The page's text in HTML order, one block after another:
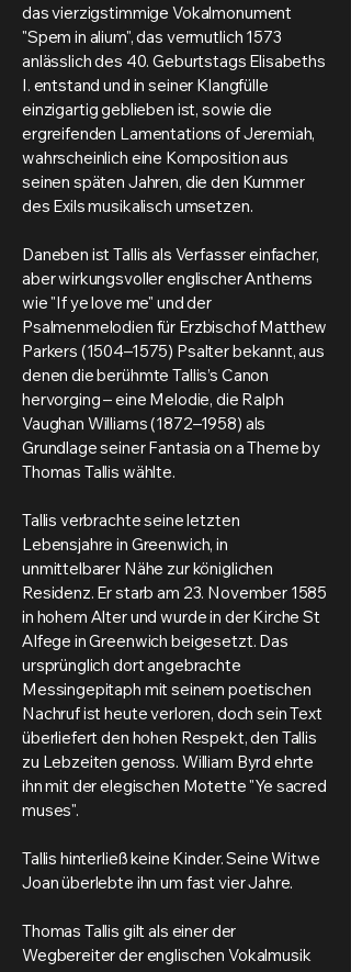
das vierzigstimmige Vokalmonument
"Spem in alium", das vermutlich 1573
anlässlich des 40. Geburtstags Elisabeths
I. entstand und in seiner Klangfülle
einzigartig geblieben ist, sowie die
ergreifenden Lamentations of Jeremiah,
wahrscheinlich eine Komposition aus
seinen späten Jahren, die den Kummer
des Exils musikalisch umsetzen.
Daneben ist Tallis als Verfasser einfacher,
aber wirkungsvoller englischer Anthems
wie "If ye love me" und der
Psalmenmelodien für Erzbischof Matthew
Parkers (1504–1575) Psalter bekannt, aus
denen die berühmte Tallis’s Canon
hervorging – eine Melodie, die Ralph
Vaughan Williams (1872–1958) als
Grundlage seiner Fantasia on a Theme by
Thomas Tallis wählte.
Tallis verbrachte seine letzten
Lebensjahre in Greenwich, in
unmittelbarer Nähe zur königlichen
Residenz. Er starb am 23. November 1585
in hohem Alter und wurde in der Kirche St
Alfege in Greenwich beigesetzt. Das
ursprünglich dort angebrachte
Messingepitaph mit seinem poetischen
Nachruf ist heute verloren, doch sein Text
überliefert den hohen Respekt, den Tallis
zu Lebzeiten genoss. William Byrd ehrte
ihn mit der elegischen Motette "Ye sacred
muses".
Tallis hinterließ keine Kinder. Seine Witwe
Joan überlebte ihn um fast vier Jahre.
Thomas Tallis gilt als einer der
Wegbereiter der englischen Vokalmusik